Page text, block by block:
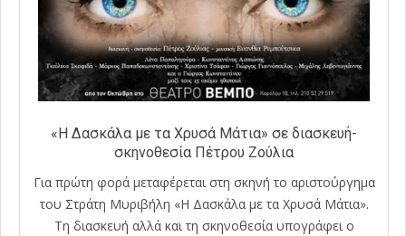
«Η Δασκάλα με τα Χρυσά Μάτια» σε διασκευή-
σκηνοθεσία Πέτρου Ζούλια
Για πρώτη φορά μεταφέρεται στη σκηνή το αριστούργημα
του Στράτη Μυριβήλη «Η Δασκάλα με τα Χρυσά Μάτια».
Τη διασκευή αλλά και τη σκηνοθεσία υπογράφει ο